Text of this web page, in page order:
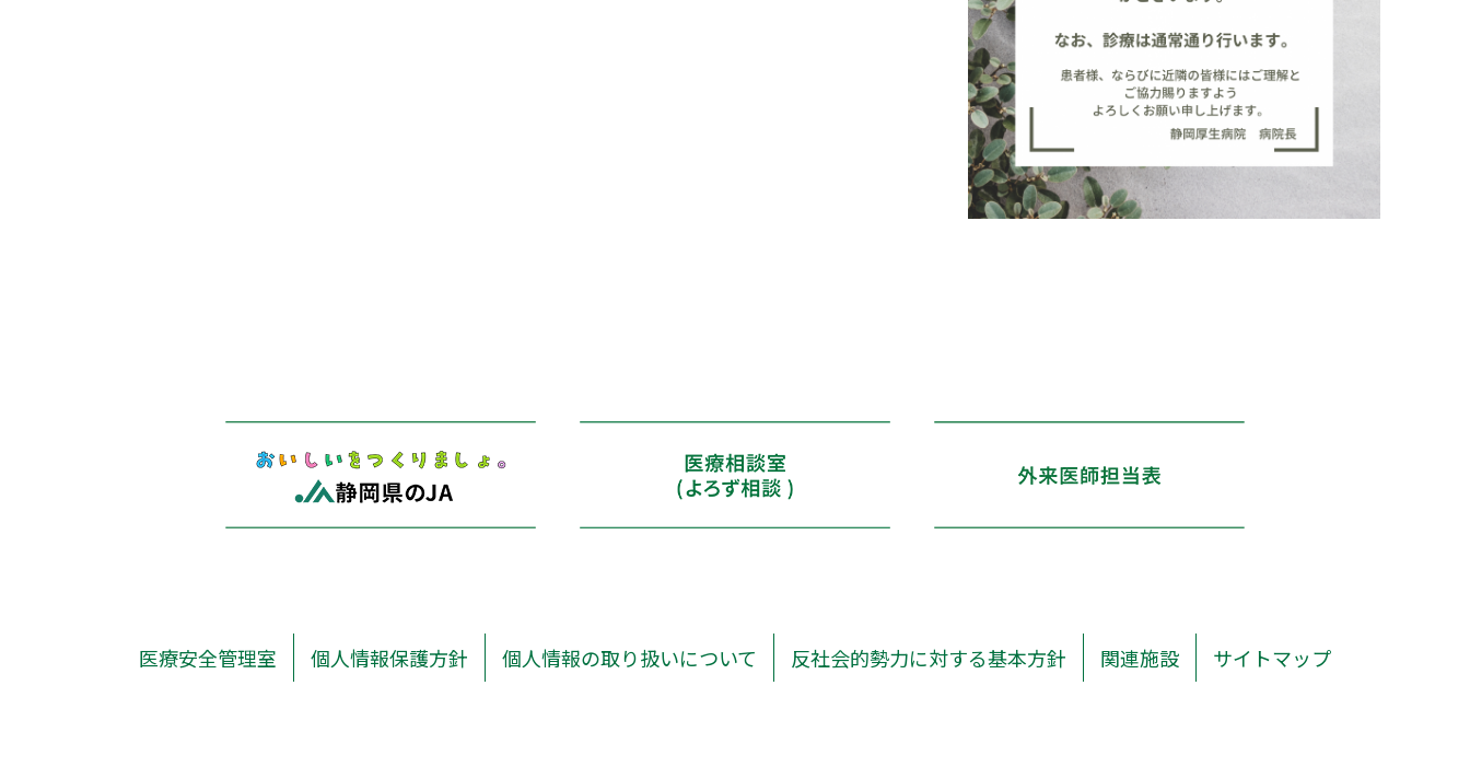
医療安全管理室 個人情報保護方針 個人情報の取り扱いについて 反社会的勢力に対する基本方針 関連施設 サイトマップ